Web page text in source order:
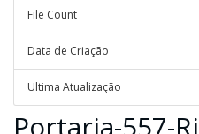
File Count
Data de Criação
Ultima Atualização
Portaria-557-